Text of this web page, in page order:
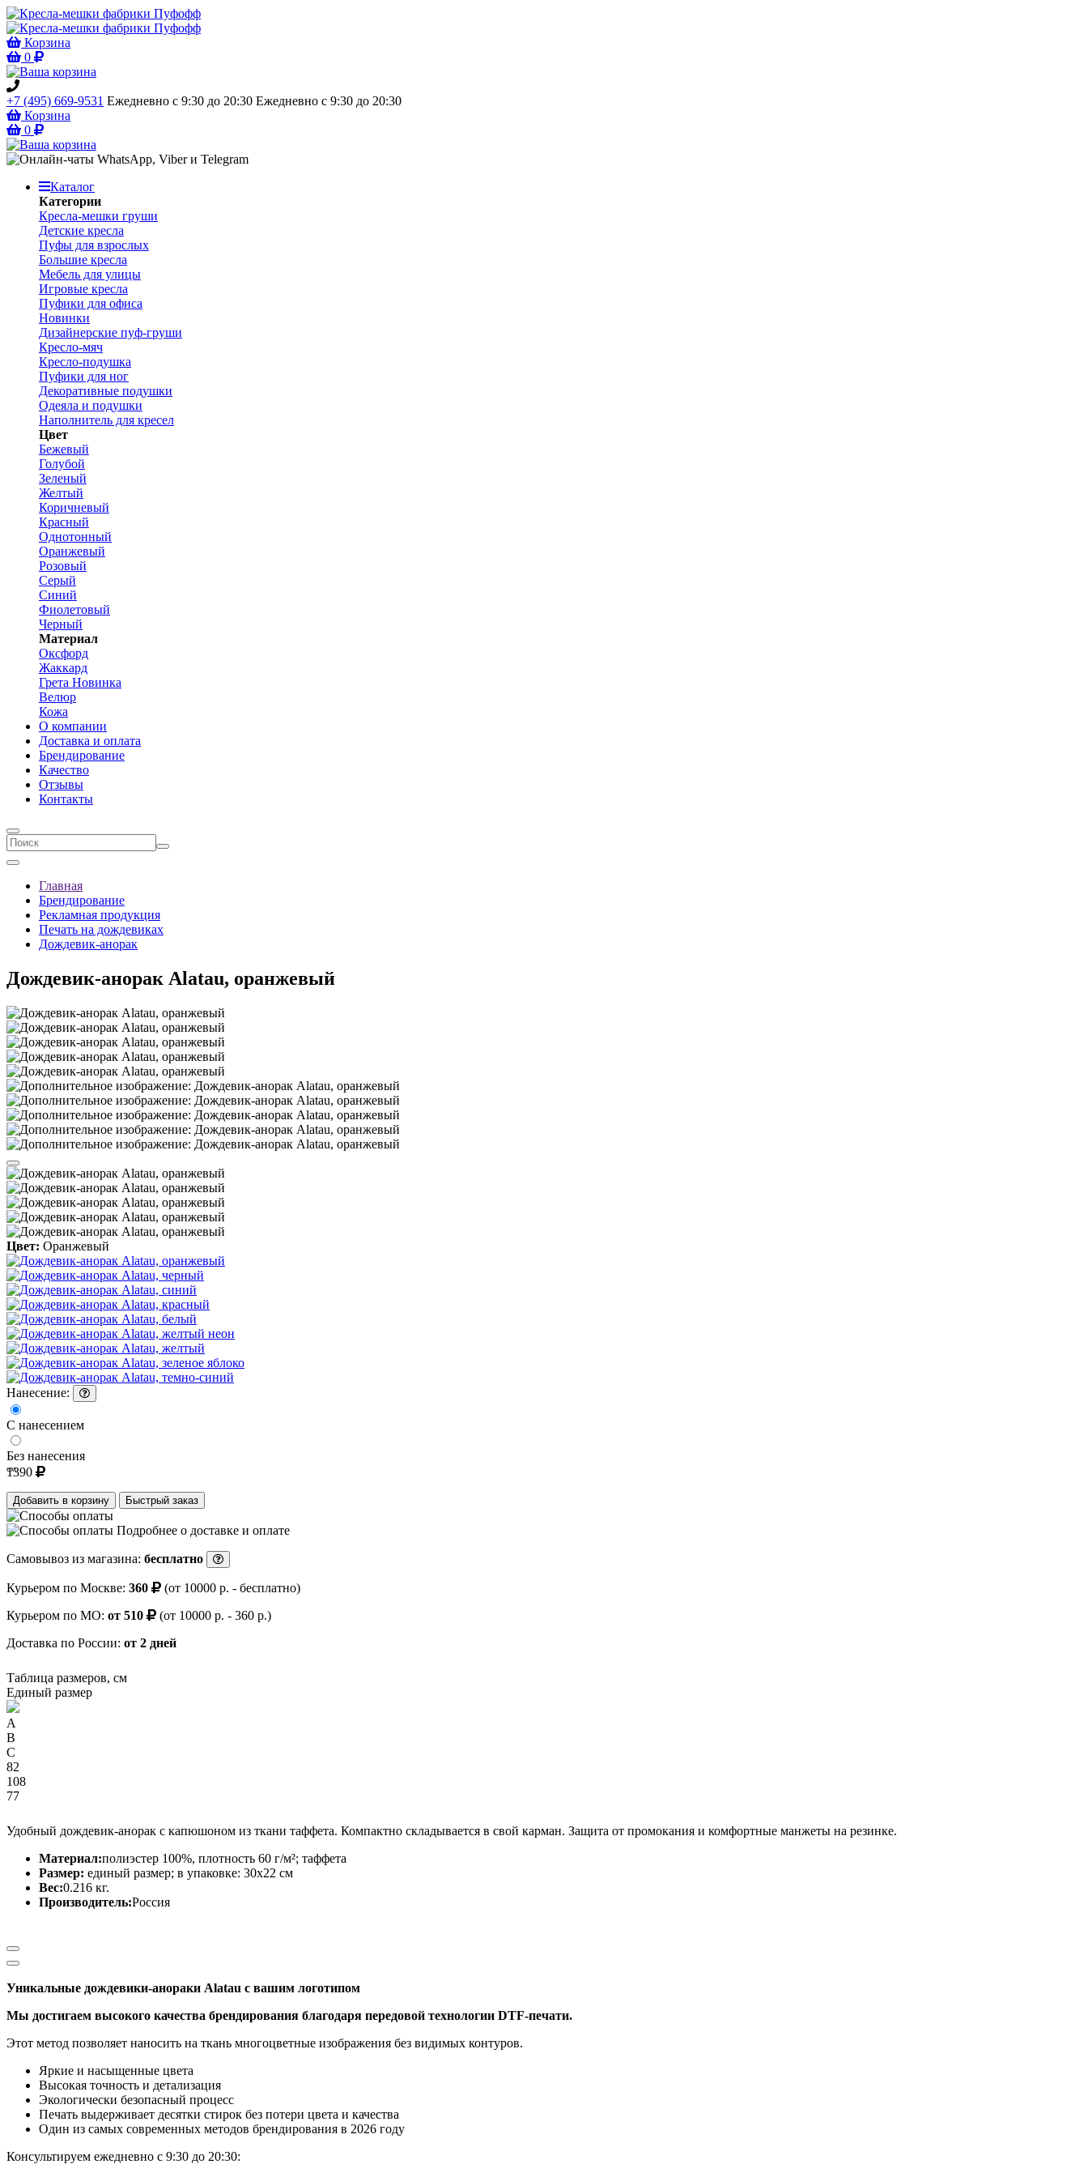
Корзина
0
+7 (495) 669-9531 Ежедневно с 9:30 до 20:30 Ежедневно с 9:30 до 20:30
Корзина
0
Каталог
Категории
Кресла-мешки груши
Детские кресла
Пуфы для взрослых
Большие кресла
Мебель для улицы
Игровые кресла
Пуфики для офиса
Новинки
Дизайнерские пуф-груши
Кресло-мяч
Кресло-подушка
Пуфики для ног
Декоративные подушки
Одеяла и подушки
Наполнитель для кресел
Цвет
Бежевый
Голубой
Зеленый
Желтый
Коричневый
Красный
Однотонный
Оранжевый
Розовый
Серый
Синий
Фиолетовый
Черный
Материал
Оксфорд
Жаккард
Грета Новинка
Велюр
Кожа
О компании
Доставка и оплата
Брендирование
Качеcтво
Отзывы
Контакты
Главная
Брендирование
Рекламная продукция
Печать на дождевиках
Дождевик-анорак
Дождевик-анорак Alatau, оранжевый
Цвет: Оранжевый
Нанесение:
С нанесением
Без нанесения
см.
1390
Добавить в корзину Быстрый заказ
Подробнее о доставке и оплате
Самовывоз из магазина: бесплатно
Курьером по Москве: 360
(от 10000 р. - бесплатно)
Курьером по МО: от 510
(от 10000 р. - 360 р.)
Доставка по России: от 2 дней
Таблица размеров, см
Единый размер
A
B
C
82
108
77
Удобный дождевик-анорак с капюшоном из ткани таффета. Компактно складывается в свой карман. Защита от промокания и комфортные манжеты на резинке.
Материал:полиэстер 100%, плотность 60 г/м²; таффета
Размер: единый размер; в упаковке: 30x22 см
Вес:0.216 кг.
Производитель:Россия
Уникальные дождевики-анораки Alatau с вашим логотипом
Мы достигаем высокого качества брендирования благодаря передовой технологии DTF-печати.
Этот метод позволяет наносить на ткань многоцветные изображения без видимых контуров.
Яркие и насыщенные цвета
Высокая точность и детализация
Экологически безопасный процесс
Печать выдерживает десятки стирок без потери цвета и качества
Один из самых современных методов брендирования в 2026 году
Консультируем ежедневно с 9:30 до 20:30: